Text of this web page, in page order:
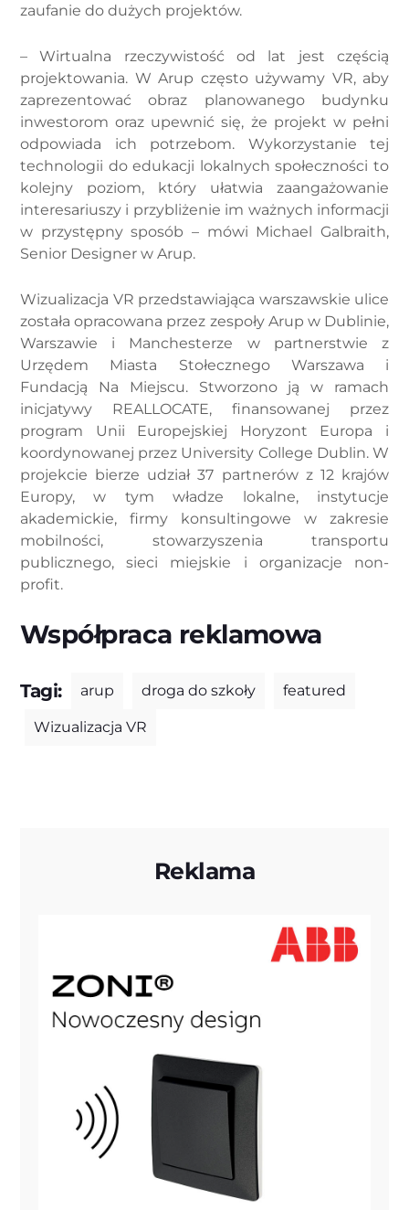
zaufanie do dużych projektów.
– Wirtualna rzeczywistość od lat jest częścią
projektowania. W Arup często używamy VR, aby
zaprezentować obraz planowanego budynku
inwestorom oraz upewnić się, że projekt w pełni
odpowiada ich potrzebom. Wykorzystanie tej
technologii do edukacji lokalnych społeczności to
kolejny poziom, który ułatwia zaangażowanie
interesariuszy i przybliżenie im ważnych informacji
w przystępny sposób – mówi Michael Galbraith,
Senior Designer w Arup.
Wizualizacja VR przedstawiająca warszawskie ulice
została opracowana przez zespoły Arup w Dublinie,
Warszawie i Manchesterze w partnerstwie z
Urzędem Miasta Stołecznego Warszawa i
Fundacją Na Miejscu. Stworzono ją w ramach
inicjatywy REALLOCATE, finansowanej przez
program Unii Europejskiej Horyzont Europa i
koordynowanej przez University College Dublin. W
projekcie bierze udział 37 partnerów z 12 krajów
Europy, w tym władze lokalne, instytucje
akademickie, firmy konsultingowe w zakresie
mobilności, stowarzyszenia transportu
publicznego, sieci miejskie i organizacje non-
profit.
Współpraca reklamowa
Tagi: arup droga do szkoły featured
Wizualizacja VR
Reklama